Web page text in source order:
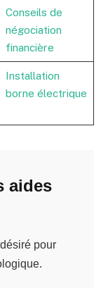
Conseils de
négociation
financière
Installation
borne électrique
aides
pour